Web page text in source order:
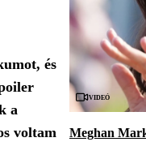
és
a
voltam
Videó
Meghan